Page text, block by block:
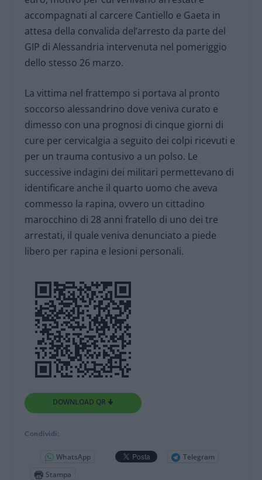
accompagnati al carcere Cantiello e Gaeta in
attesa della convalida del’arresto da parte del
GIP di Alessandria intervenuta nel pomeriggio
dello stesso 26 marzo.
La vittima nel frattempo si portava al pronto
soccorso alessandrino dove veniva curato e
dimesso con una prognosi di cinque giorni di
cure per cervicalgia a seguito dei colpi ricevuti e
per un trauma contusivo a un polso. Le
successive indagini dei militari permettevano di
identificare anche il quarto uomo che aveva
commesso la rapina, ovvero un cittadino
marocchino di 28 anni fratello di uno dei tre
arrestati, il quale veniva denunciato a piede
libero per rapina e lesioni personali.
DOWNLOAD QR 🠋
Condividi:
WhatsApp
Telegram
Stampa